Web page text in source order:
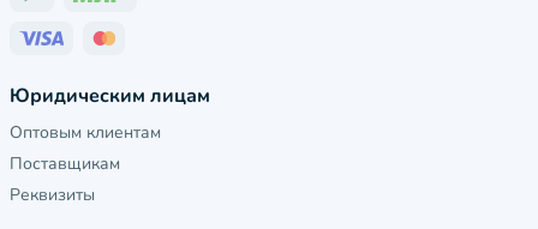
Юридическим лицам
Оптовым клиентам
Поставщикам
Реквизиты